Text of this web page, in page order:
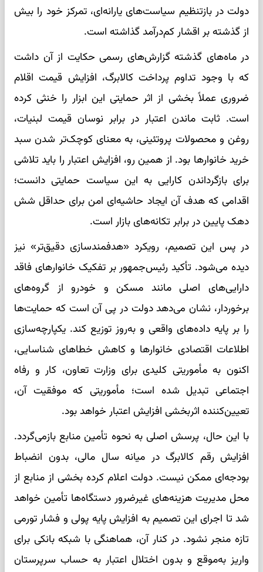
دولت در بازتنظیم سیاست‌های یارانه‌ای، تمرکز خود را بیش
از گذشته بر اقشار کم‌درآمد گذاشته است.
در ماه‌های گذشته گزارش‌های رسمی حکایت از آن داشت
که با وجود تداوم پرداخت کالابرگ، افزایش قیمت اقلام
ضروری عملاً بخشی از اثر حمایتی این ابزار را خنثی کرده
است. ثابت ماندن اعتبار در برابر نوسان قیمت لبنیات،
روغن و محصولات پروتئینی، به معنای کوچک‌تر شدن سبد
خرید خانوارها بود. از همین رو، افزایش اعتبار را باید تلاشی
برای بازگرداندن کارایی به این سیاست حمایتی دانست؛
اقدامی که هدف آن ایجاد حاشیه‌ای امن برای حداقل شش
دهک پایین در برابر تکانه‌های بازار است.
در پس این تصمیم، رویکرد «هدفمندسازی دقیق‌تر» نیز
دیده می‌شود. تأکید رئیس‌جمهور بر تفکیک خانوارهای فاقد
دارایی‌های اصلی مانند مسکن و خودرو از گروه‌های
برخوردار، نشان می‌دهد دولت در پی آن است که حمایت‌ها
را بر پایه داده‌های واقعی و به‌روز توزیع کند. یکپارچه‌سازی
اطلاعات اقتصادی خانوارها و کاهش خطاهای شناسایی،
اکنون به مأموریتی کلیدی برای وزارت تعاون، کار و رفاه
اجتماعی تبدیل شده است؛ مأموریتی که موفقیت آن،
تعیین‌کننده اثربخشی افزایش اعتبار خواهد بود.
با این حال، پرسش اصلی به نحوه تأمین منابع بازمی‌گردد.
افزایش رقم کالابرگ در میانه سال مالی، بدون انضباط
بودجه‌ای ممکن نیست. دولت اعلام کرده بخشی از منابع از
محل مدیریت هزینه‌های غیرضرور دستگاه‌ها تأمین خواهد
شد تا اجرای این تصمیم به افزایش پایه پولی و فشار تورمی
تازه منجر نشود. در کنار آن، هماهنگی با شبکه بانکی برای
واریز به‌موقع و بدون اختلال اعتبار به حساب سرپرستان